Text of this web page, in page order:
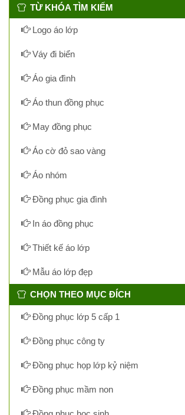
TỪ KHÓA TÌM KIẾM
Logo áo lớp
Váy đi biển
Áo gia đình
Áo thun đồng phục
May đồng phục
Áo cờ đỏ sao vàng
Áo nhóm
Đồng phục gia đình
In áo đồng phục
Thiết kế áo lớp
Mẫu áo lớp đẹp
CHỌN THEO MỤC ĐÍCH
Đồng phục lớp 5 cấp 1
Đồng phục công ty
Đồng phục họp lớp kỷ niệm
Đồng phục mầm non